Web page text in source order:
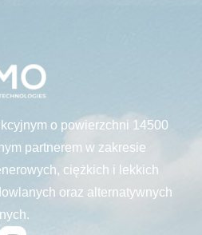
o powierzchni 14500
partnerem w zakresie
ciężkich i lekkich
oraz alternatywnych